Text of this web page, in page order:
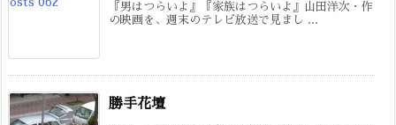
『男はつらいよ』『家族はつらいよ』山田洋次・作
の映画を、週末のテレビ放送で見まし ...
勝手花壇